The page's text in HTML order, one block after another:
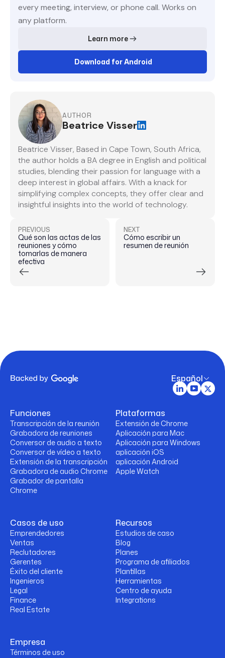
every meeting, interview, or phone call. Works on
any platform.
Learn more
Download for Android
AUTHOR
Beatrice Visser
Beatrice Visser, Based in Cape Town, South Africa,
the author holds a BA degree in English and political
studies, blending their passion for language with a
deep interest in global affairs. With a knack for
simplifying complex concepts, they offer clear and
insightful insights into the world of technology.
PREVIOUS
Qué son las actas de las
reuniones y cómo
tomarlas de manera
efectiva
NEXT
Cómo escribir un
resumen de reunión
Español
Funciones
Transcripción de la reunión
Grabadora de reuniones
Conversor de audio a texto
Conversor de vídeo a texto
Extensión de la transcripción
Grabadora de audio Chrome
Grabador de pantalla
Chrome
Plataformas
Extensión de Chrome
Aplicación para Mac
Aplicación para Windows
aplicación iOS
aplicación Android
Apple Watch
Casos de uso
Emprendedores
Ventas
Reclutadores
Gerentes
Éxito del cliente
Ingenieros
Legal
Finance
Real Estate
Recursos
Estudios de caso
Blog
Planes
Programa de afiliados
Plantillas
Herramientas
Centro de ayuda
Integrations
Empresa
Términos de uso